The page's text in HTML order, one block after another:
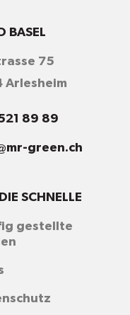
BASEL
75
Arlesheim
89 89
green.ch
SCHNELLE
gestellte